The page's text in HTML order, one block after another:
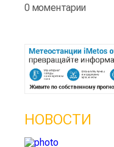
0 моментарии
НОВОСТИ